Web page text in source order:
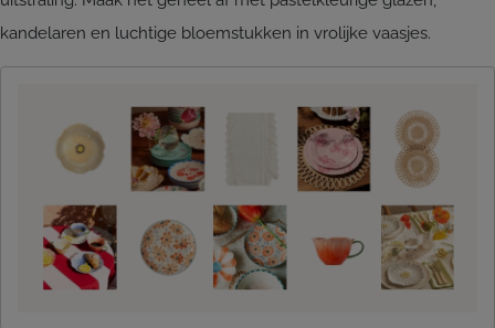
kandelaren en luchtige bloemstukken in vrolijke vaasjes.